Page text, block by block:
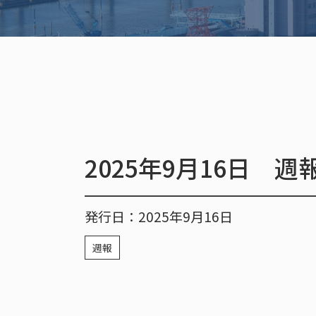
2025年9月16日 週
発行日：2025年9月16日
週報